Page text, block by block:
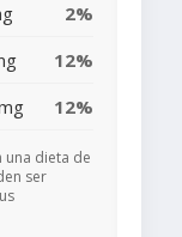
2%
12%
12%
una dieta de
ser